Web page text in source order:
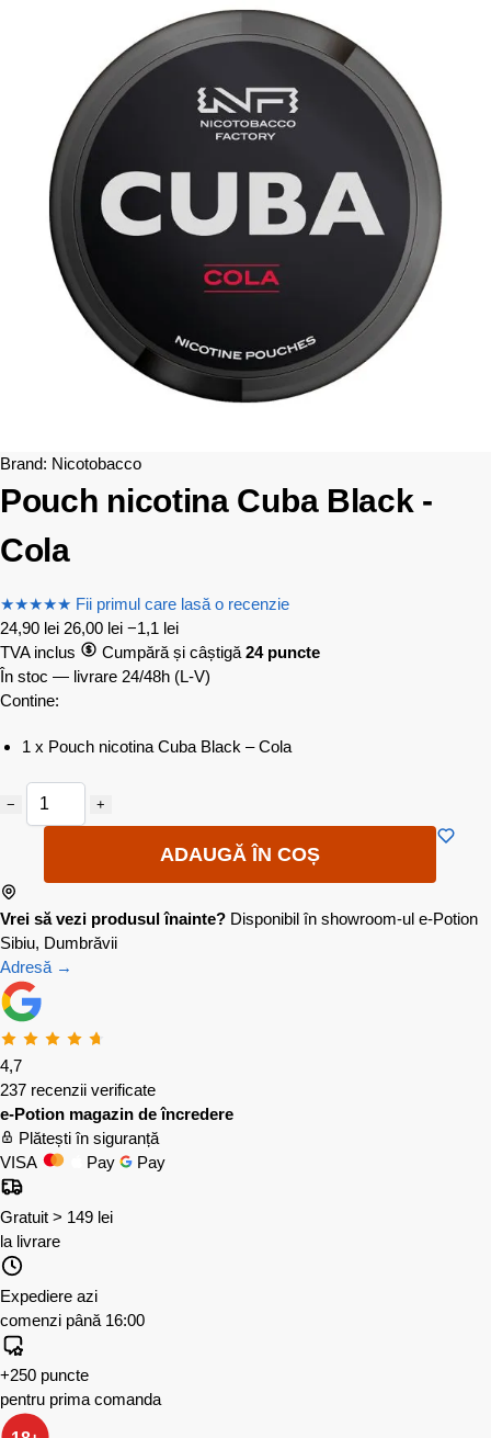
Brand: Nicotobacco
Pouch nicotina Cuba Black -
Cola
★★★★★ Fii primul care lasă o recenzie
24,90 lei 26,00 lei −1,1 lei
TVA inclus
Cumpără și câștigă 24 puncte
În stoc — livrare 24/48h (L-V)
Contine:
1 x Pouch nicotina Cuba Black – Cola
− +
ADAUGĂ ÎN COȘ
Vrei să vezi produsul înainte? Disponibil în showroom-ul e-Potion
Sibiu, Dumbrăvii
Adresă →
4,7
237 recenzii verificate
e-Potion magazin de încredere
Plătești în siguranță
VISA
Pay Pay
Gratuit > 149 lei
la livrare
Expediere azi
comenzi până 16:00
+250 puncte
pentru prima comanda